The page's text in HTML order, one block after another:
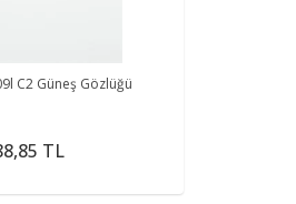
C2 Güneş Gözlüğü
TL